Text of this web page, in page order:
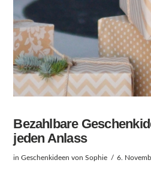
Bezahlbare
jeden Anlass
inGeschenkideen von Sophie 6.